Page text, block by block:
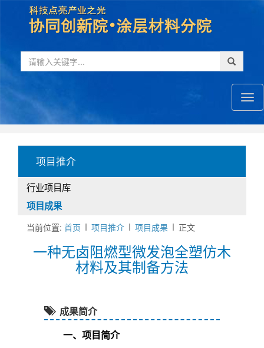
首
页
项目推介
行业项目库
项目成果
当前位置: 首页 项目推介 项目成果 正文
一种无卤阻燃型微发泡全塑仿木
材料及其制备方法
成果简介
一、项目简介